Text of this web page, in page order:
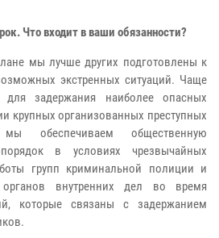
Что входит в ваши обязанности?
мы лучше других подготовлены к
экстренных ситуаций. Чаще
задержания наиболее опасных
крупных организованных преступных
обеспечиваем общественную
в условиях чрезвычайных
групп криминальной полиции и
органов внутренних дел во время
которые связаны с задержанием